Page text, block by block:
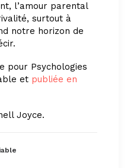
l’amour parental
surtout à
notre horizon de
pour Psychologies
et publiée en
Joyce.